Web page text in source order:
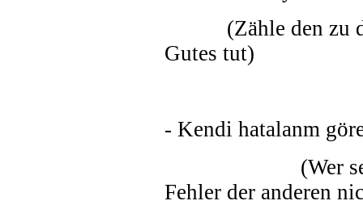
(Zähle den zu
Gutes tut)
- Kendi hatalanm
(Wer seine
Fehler der anderen